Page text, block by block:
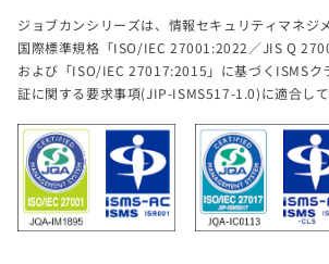
ジョブカンシリーズは、情報セキュリティマネジ
国際標準規格「ISO/IEC 27001:2022／JIS Q
および「ISO/IEC 27017:2015」に基づくISMSク
証に関する要求事項(JIP-ISMS517-1.0)に適合して